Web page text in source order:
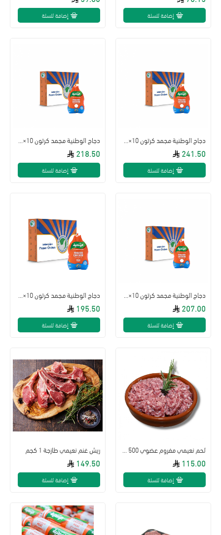
إضافة للسلة إضافة للسلة
241.50
إضافة للسلة
218.50
إضافة للسلة
207.00
إضافة للسلة
195.50
إضافة للسلة
115.00
إضافة للسلة
ريش غنم نعيمي طازجة 1 كجم
149.50
إضافة للسلة